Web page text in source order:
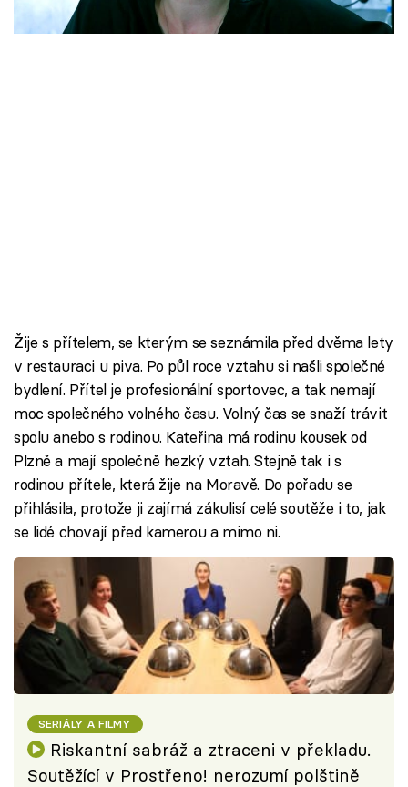
Škola vaření
společnosti.
Žije s přítelem, se kterým se seznámila před dvěma lety
v restauraci u piva. Po půl roce vztahu si našli společné
bydlení. Přítel je profesionální sportovec, a tak nemají
moc společného volného času. Volný čas se snaží trávit
spolu anebo s rodinou. Kateřina má rodinu kousek od
Plzně a mají společně hezký vztah. Stejně tak i s
rodinou přítele, která žije na Moravě. Do pořadu se
přihlásila, protože ji zajímá zákulisí celé soutěže i to, jak
se lidé chovají před kamerou a mimo ni.
SERIÁLY A FILMY
Riskantní sabráž a ztraceni v překladu.
Soutěžící v Prostřeno! nerozumí polštině